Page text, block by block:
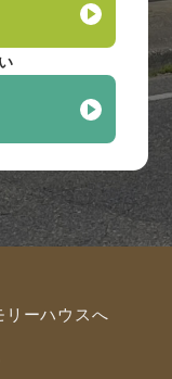
リーハウスへ